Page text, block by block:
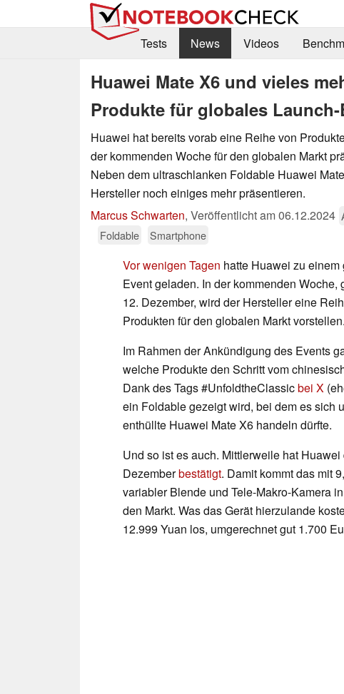
Tests
News Videos
Huawei Mate X6 und vieles
Produkte für globales
Huawei hat bereits vorab eine Reihe von
der kommenden Woche für den globalen Markt
Neben dem ultraschlanken Foldable Huawei
Hersteller noch einiges mehr präsentieren.
Marcus Schwarten, Veröffentlicht am06.12.2024
Foldable
Smartphone
Vor wenigen Tagen hatte Huawei zu
Event geladen. In der kommenden Woche,
12. Dezember, wird der Hersteller eine
Produkten für den globalen Markt vorstellen.
Im Rahmen der Ankündigung des Events
welche Produkte den Schritt vom
Dank des Tags #UnfoldtheClassicbei X
ein Foldable gezeigt wird, bei dem es sich
enthüllte Huawei Mate X6 handeln dürfte.
Und so ist es auch. Mittlerweile hat
Dezemberbestätigt. Damit kommt das mit
variabler Blende und Tele-Makro-Kamera
den Markt. Was das Gerät hierzulande
12.999 Yuan los, umgerechnet gut 1.700